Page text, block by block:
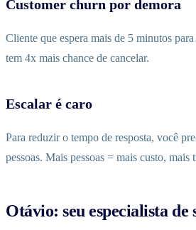
Customer churn por demora
Cliente que espera mais de 5 minutos
tem 4x mais chance de cancelar.
Escalar é caro
Para reduzir o tempo de resposta, você
pessoas. Mais pessoas = mais custo, mais
Otávio: seu especialista de